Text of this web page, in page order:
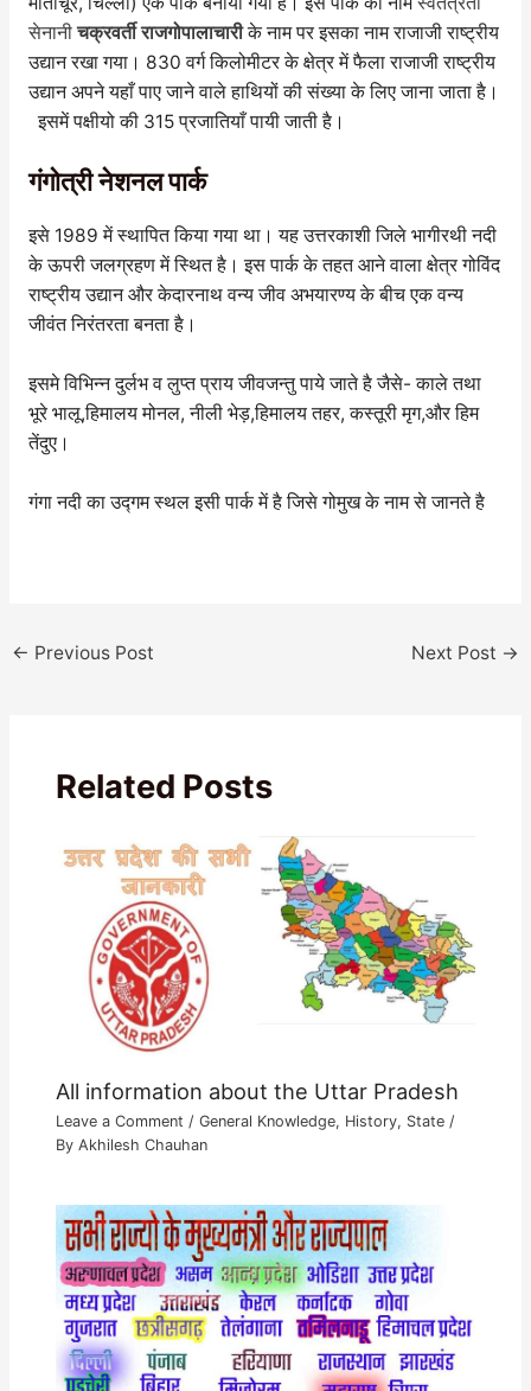
सेनानीचक्रवर्ती राजगोपालाचारीके नाम पर इसका नाम राजाजी राष्ट्रीय
उद्यान रखा गया। 830 वर्ग किलोमीटर के क्षेत्र में फैला राजाजी राष्ट्रीय
उद्यान अपने यहाँ पाए जाने वाले हाथियों की संख्या के लिए जाना जाता है।
इसमें पक्षीयो की 315 प्रजातियाँ पायी जाती है।
गंगोत्री नेशनल पार्क
इसे 1989 में स्थापित किया गया था। यह उत्तरकाशी जिले भागीरथी नदी
के ऊपरी जलग्रहण में स्थित है। इस पार्क के तहत आने वाला क्षेत्र गोविंद
राष्ट्रीय उद्यान और केदारनाथ वन्य जीव अभयारण्य के बीच एक वन्य
जीवंत निरंतरता बनता है।
इसमे विभिन्न दुर्लभ व लुप्त प्राय जीवजन्तु पाये जाते है जैसे- काले तथा
भूरे भालू,हिमालय मोनल, नीली भेड़,हिमालय तहर, कस्तूरी मृग,और हिम
तेंदुए।
गंगा नदी का उद्गम स्थल इसी पार्क में है जिसे गोमुख के नाम से जानते है
← Previous Post Next Post →
Related Posts
All information about the Uttar Pradesh
Leave a Comment /General Knowledge, History, State /
ByAkhilesh Chauhan